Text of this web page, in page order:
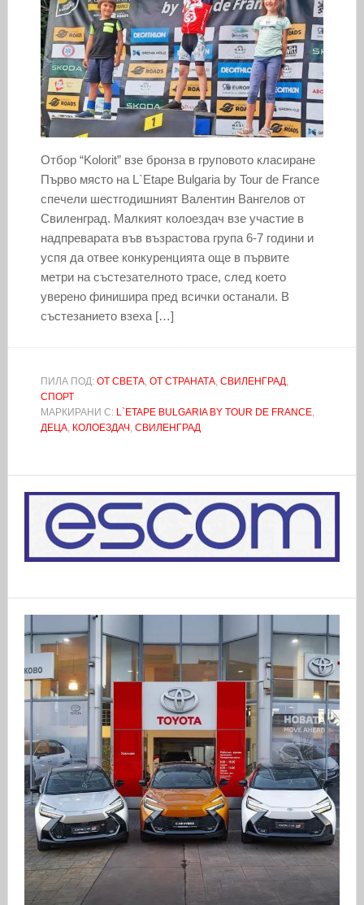
Отбор “Kolorit” взе бронза в груповото класиране
Първо място на L`Etape Bulgaria by Tour de France
спечели шестгодишният Валентин Вангелов от
Свиленград. Малкият колоездач взе участие в
надпреварата във възрастова група 6-7 години и
успя да отвее конкуренцията още в първите
метри на състезателното трасе, след което
уверено финишира пред всички останали. В
състезанието взеха […]
ПИЛА ПОД: ОТ СВЕТА, ОТ СТРАНАТА, СВИЛЕНГРАД,
СПОРТ
МАРКИРАНИ С: L`ETAPE BULGARIA BY TOUR DE FRANCE,
ДЕЦА, КОЛОЕЗДАЧ , СВИЛЕНГРАД